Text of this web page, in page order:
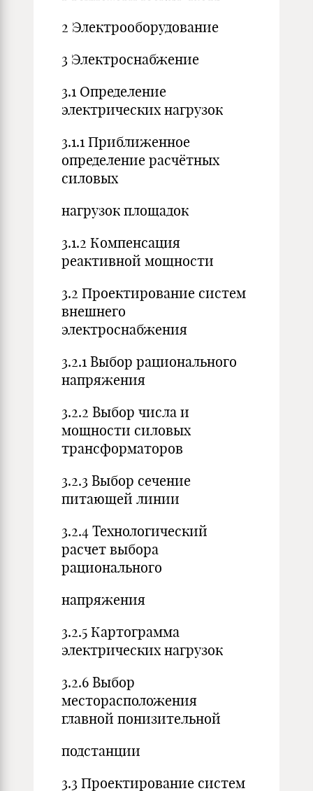
2 Электрооборудование
3 Электроснабжение
3.1 Определение
электрических нагрузок
3.1.1 Приближенное
определение расчётных
силовых
нагрузок площадок
3.1.2 Компенсация
реактивной мощности
3.2 Проектирование систем
внешнего
электроснабжения
3.2.1 Выбор рационального
напряжения
3.2.2 Выбор числа и
мощности силовых
трансформаторов
3.2.3 Выбор сечение
питающей линии
3.2.4 Технологический
расчет выбора
рационального
напряжения
3.2.5 Картограмма
электрических нагрузок
3.2.6 Выбор
месторасположения
главной понизительной
подстанции
3.3 Проектирование систем